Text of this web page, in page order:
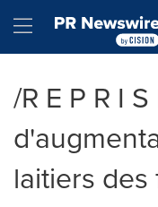
Hamburger
/R E P R I
laitiers